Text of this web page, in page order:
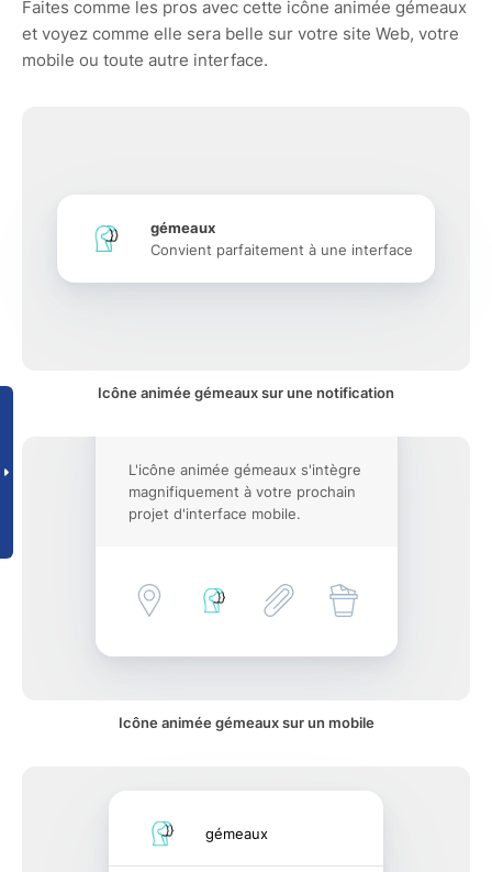
Faites comme les pros avec cette icône animée gémeaux
et voyez comme elle sera belle sur votre site Web, votre
mobile ou toute autre interface.
gémeaux
Convient parfaitement à une interface
Icône animée gémeaux sur une notification
L'icône animée gémeaux s'intègre
magnifiquement à votre prochain
projet d'interface mobile.
Icône animée gémeaux sur un mobile
gémeaux